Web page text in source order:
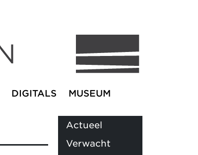
DIGITALS MUSEUM
Actueel
Verwacht